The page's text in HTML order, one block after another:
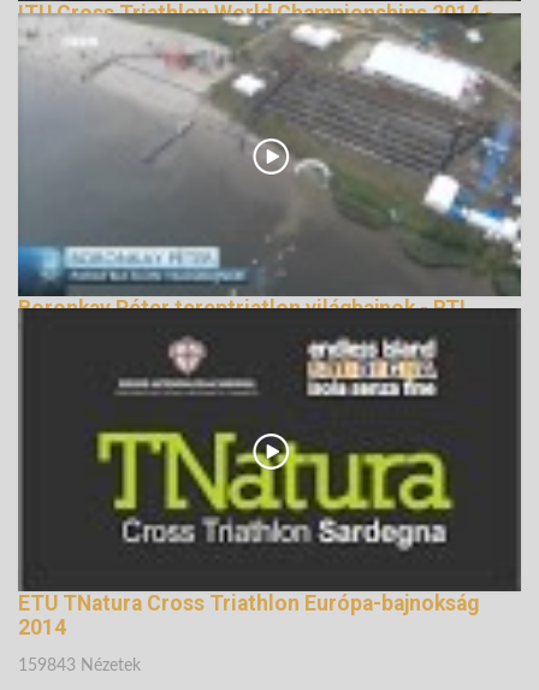
ITU Cross Triathlon World Championships 2014 -
official video, X2S TEAM, Hungary
162854 Nézetek
Boronkay Péter tereptriatlon világbajnok - RTL
ETU TNatura Cross Triathlon Európa-bajnokság
2014
159843 Nézetek